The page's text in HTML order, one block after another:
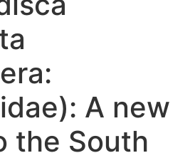
A new
the South